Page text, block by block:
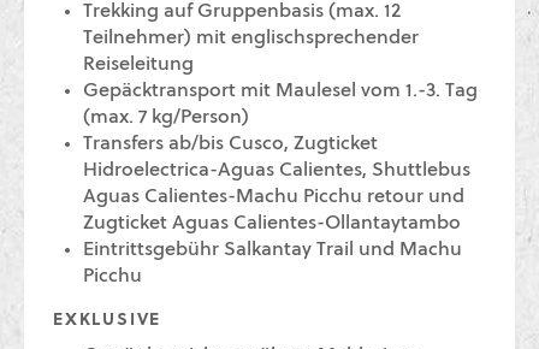
Trekking auf Gruppenbasis (max. 12
Teilnehmer) mit englischsprechender
Reiseleitung
Gepäcktransport mit Maulesel vom 1.-3. Tag
(max. 7 kg/Person)
Transfers ab/bis Cusco, Zugticket
Hidroelectrica-Aguas Calientes, Shuttlebus
Aguas Calientes-Machu Picchu retour und
Zugticket Aguas Calientes-Ollantaytambo
Eintrittsgebühr Salkantay Trail und Machu
Picchu
EXKLUSIVE